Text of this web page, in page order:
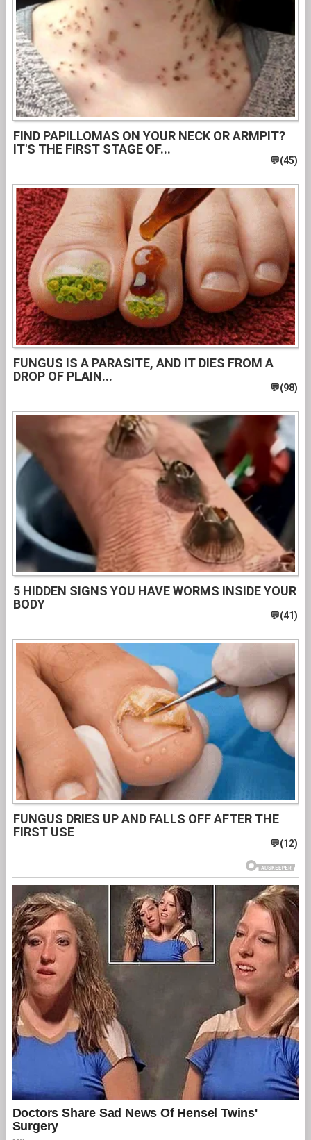
FIND PAPILLOMAS ON YOUR NECK OR ARMPIT?
IT'S THE FIRST STAGE OF...
FUNGUS IS A PARASITE, AND IT DIES FROM A
DROP OF PLAIN...
5 HIDDEN SIGNS YOU HAVE WORMS INSIDE YOUR
BODY
FUNGUS DRIES UP AND FALLS OFF AFTER THE
FIRST USE